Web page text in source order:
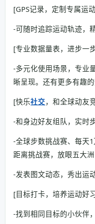
[GPS记录，定制专属运
-可随时追踪运动轨迹，
[专业数据量表，进步一
-多元化使用场景，专业
晰呈现。还有更多有趣的
[快乐社交，和全球动友
-和身边好友组队，实时
-全球步数挑战赛、每天
距离挑战赛，放眼五大
-发表图文动态，秀出运
[目标打卡，培养运动好
-找到相同目标的小伙伴